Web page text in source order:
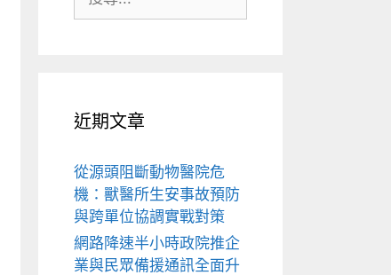
尋:
近期文章
從源頭阻斷動物醫院危
機：獸醫所生安事故預防
與跨單位協調實戰對策
網路降速半小時政院推企
業與民眾備援通訊全面升